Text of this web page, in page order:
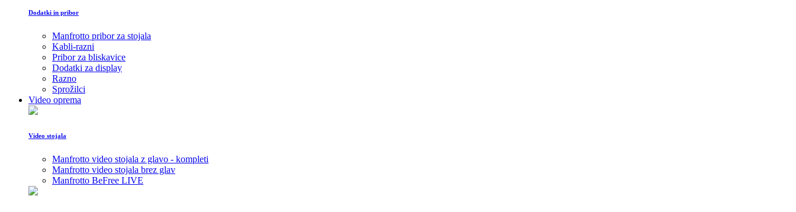
Dodatki in pribor
Manfrotto pribor za stojala
Kabli-razni
Pribor za bliskavice
Dodatki za display
Razno
Sprožilci
Video oprema
Video stojala
Manfrotto video stojala z glavo - kompleti
Manfrotto video stojala brez glav
Manfrotto BeFree LIVE